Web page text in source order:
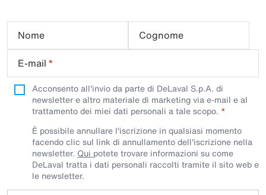
Nome
Cognome
E-mail *
Acconsento all'invio da parte di DeLaval S.p.A. di
newsletter e altro materiale di marketing via e-mail e al
trattamento dei miei dati personali a tale scopo.
È possibile annullare l'iscrizione in qualsiasi momento
facendo clic sul link di annullamento dell'iscrizione nella
newsletter. Qui potete trovare informazioni su come
DeLaval tratta i dati personali raccolti tramite il sito web e
le newsletter.